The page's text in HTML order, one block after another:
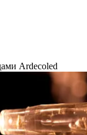
Ardecoled